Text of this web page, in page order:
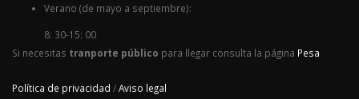
Verano (de mayo a septiembre):
8: 30-15: 00
Si necesitas tranporte público para llegar consulta la página Pesa
Política de privacidad /Aviso legal